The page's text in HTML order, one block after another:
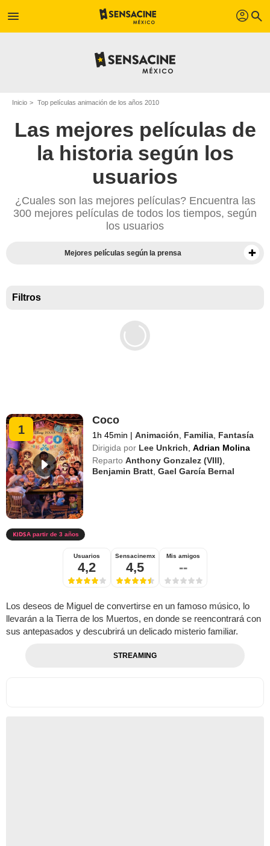
menu profil search
Inicio Top películas animación de los años 2010
Las mejores películas de
la historia según los
usuarios
¿Cuales son las mejores películas? Encuentra las
300 mejores películas de todos los tiempos, según
los usuarios
Mejores películas según la prensa
Filtros
1
Coco
1h 45min | Animación Familia Fantasía
Dirigida por Lee Unkrich ,Adrian Molina
Reparto Anthony Gonzalez (VIII)
Benjamin Bratt ,Gael García Bernal
A partir de 3 años
Usuarios
4,2
Sensacinemx
4,5
Mis amigos
--
Los deseos de Miguel de convertirse en un famoso músico, lo
llevarán a la Tierra de los Muertos, en donde se reencontrará con
sus antepasados y descubrirá un delicado misterio familiar.
STREAMING